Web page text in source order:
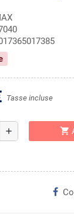
Tasse incluse
add shopping_cart